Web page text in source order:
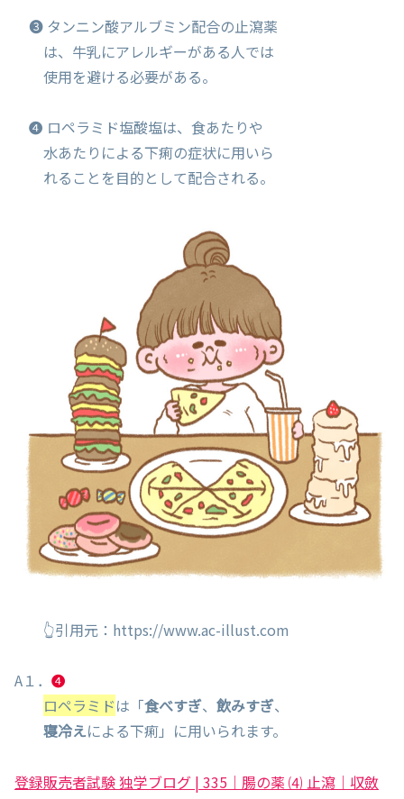
❸ タンニン酸アルブミン配合の止瀉薬
は、牛乳にアレルギーがある人では
使用を避ける必要がある。
❹ ロペラミド塩酸塩は、食あたりや
水あたりによる下痢の症状に用いら
れることを目的として配合される。
👆引用元：https://www.ac-illust.com
A１． ❹
ロペラミドは「食べすぎ、 飲みすぎ、
寝冷えによる下痢」に用いられます。
登録販売者試験 独学ブログ | 335｜腸の薬 ⑷ 止瀉｜収斂